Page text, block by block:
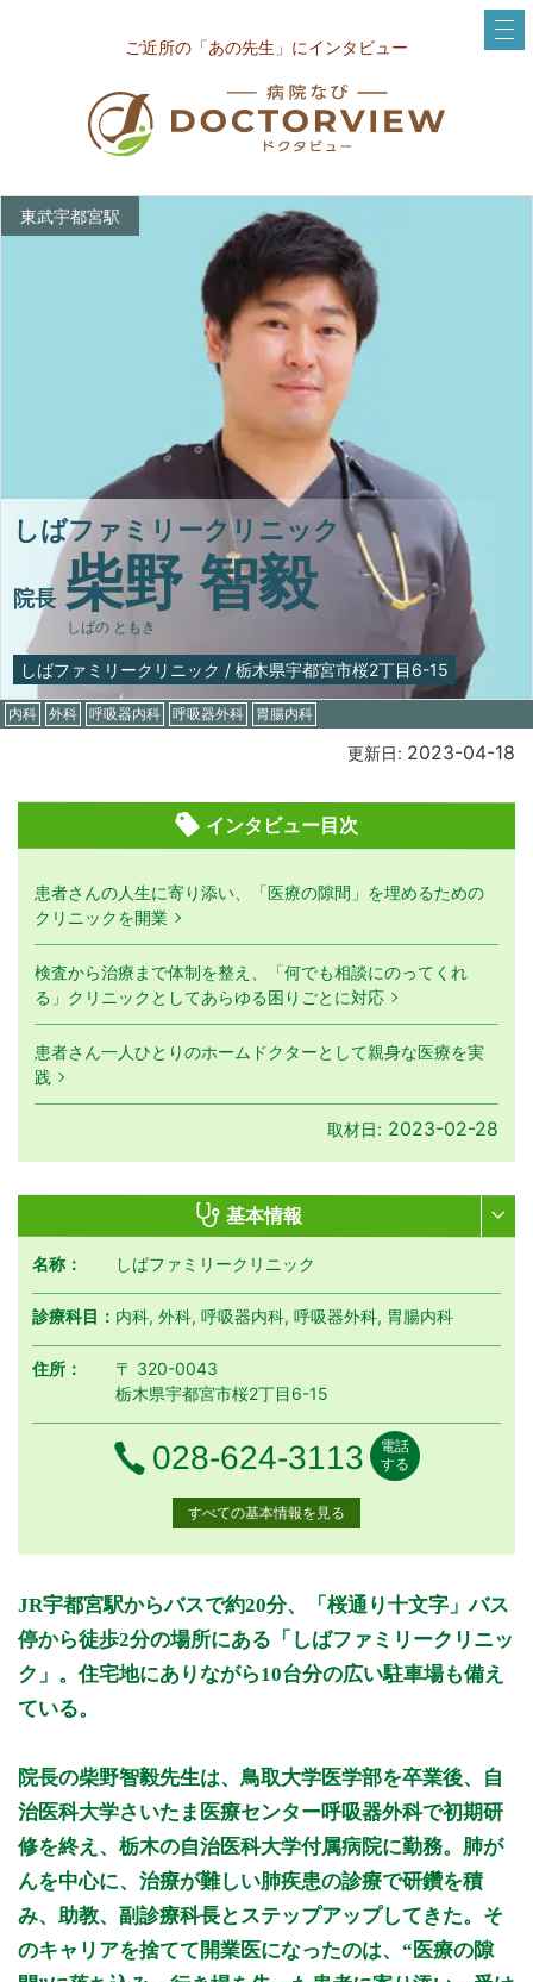
ご近所の「あの先生」にインタビュー
東武宇都宮駅
しばファミリークリニック
院長 柴野 智毅
しばの ともき
しばファミリークリニック / 栃木県宇都宮市桜2丁目6-15
内科 外科 呼吸器内科 呼吸器外科 胃腸内科
更新日: 2023-04-18
インタビュー目次
患者さんの人生に寄り添い、「医療の隙間」を埋めるための
クリニックを開業
検査から治療まで体制を整え、「何でも相談にのってくれ
る」クリニックとしてあらゆる困りごとに対応
患者さん一人ひとりのホームドクターとして親身な医療を実
践
取材日: 2023-02-28
基本情報
名称： しばファミリークリニック
診療科目： 内科, 外科, 呼吸器内科, 呼吸器外科, 胃腸内科
住所：
〒 320-0043
栃木県宇都宮市桜2丁目6-15
電話番号
028-624-3113
電話
する
すべての基本情報を見る
診療時間 月 月曜日火曜日 水曜日
木木曜日
金 金曜日
土 土曜日
日 祝
9:00 - 12:30
○ ○ ○ ○ ○ 休
休
14:00 - 17:00
○ 休 ○ 休 ○ 休 休 休
休診日：火曜午後・木曜午後・土曜午後・日曜・祝日
機関ホームページ、またはお電話にてご確認ください。
>>病院なびで医療機関の詳細を見る
公式HPはこちら
初診受付
JR宇都宮駅からバスで約20分、「桜通り十文字」バス
停から徒歩2分の場所にある「しばファミリークリニッ
ク」。住宅地にありながら10台分の広い駐車場も備え
ている。
院長の柴野智毅先生は、鳥取大学医学部を卒業後、自
治医科大学さいたま医療センター呼吸器外科で初期研
修を終え、栃木の自治医科大学付属病院に勤務。肺が
んを中心に、治療が難しい肺疾患の診療で研鑽を積
み、助教、副診療科長とステップアップしてきた。そ
のキャリアを捨てて開業医になったのは、“医療の隙